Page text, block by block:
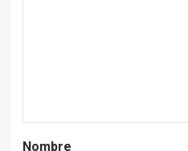
Nombre